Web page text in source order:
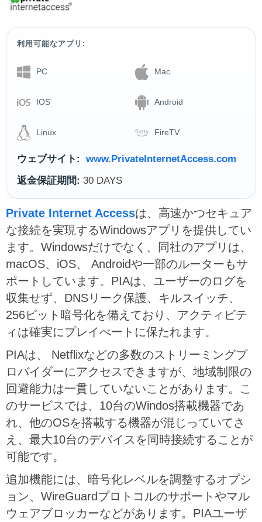
利用可能なアプリ:
PC Mac
IOS Android
Linux FireTV
ウェブサイト:
www.PrivateInternetAccess.com
返金保証期間: 30 DAYS
Private Internet Accessは、高速かつセキュア
な接続を実現するWindowsアプリを提供してい
ます。Windowsだけでなく、同社のアプリは、
macOS、iOS、 Androidや一部のルーターもサ
ポートしています。PIAは、ユーザーのログを
収集せず、DNSリーク保護、キルスイッチ、
256ビット暗号化を備えており、アクティビテ
ィは確実にプレイべートに保たれます。
PIAは、 Netflixなどの多数のストリーミングプ
ロバイダーにアクセスできますが、地域制限の
回避能力は一貫していないことがあります。こ
のサービスでは、10台のWindos搭載機器であ
れ、他のOSを搭載する機器が混じっていてさ
え、最大10台のデバイスを同時接続することが
可能です。
追加機能には、暗号化レベルを調整するオプシ
ョン、WireGuardプロトコルのサポートやマル
ウェアブロッカーなどがあります。PIAユーザ